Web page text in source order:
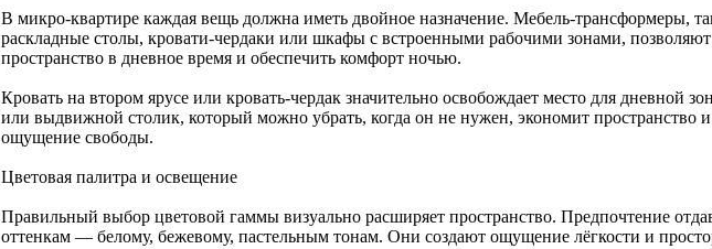
В микро-квартире каждая вещь должна иметь двойное назначение. Мебель-трансформеры,
раскладные столы, кровати-чердаки или шкафы с встроенными рабочими зонами, позволяют
пространство в дневное время и обеспечить комфорт ночью.
Кровать на втором ярусе или кровать-чердак значительно освобождает место для дневной
или выдвижной столик, который можно убрать, когда он не нужен, экономит пространство и
ощущение свободы.
Цветовая палитра и освещение
Правильный выбор цветовой гаммы визуально расширяет пространство. Предпочтение
оттенкам — белому, бежевому, пастельным тонам. Они создают ощущение лёгкости и